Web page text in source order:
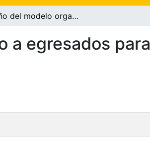
Diseño del modelo organizacional de seguimiento a egresados para la Universidad de La Salle
a egresados para